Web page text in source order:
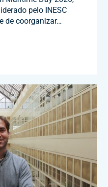
pelo INESC
de coorganizar…